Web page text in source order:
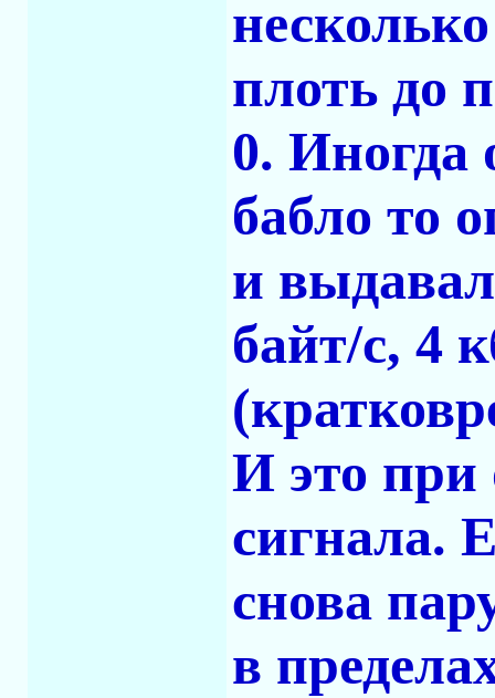
плоть до
0. Иногда
бабло то
и
байт/c, 4
И это при
сигнала.
снова
в